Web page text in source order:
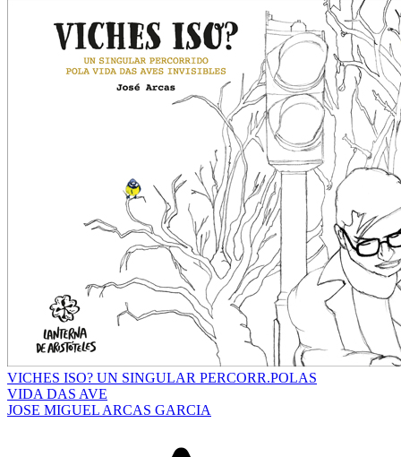
VICHES ISO? UN SINGULAR PERCORR.POLAS
VIDA DAS AVE
JOSE MIGUEL ARCAS GARCIA